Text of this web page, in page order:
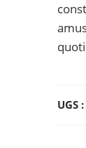
UGS :